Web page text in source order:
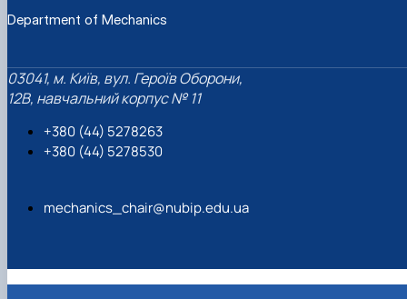
Department of Mechanics
03041, м. Київ, вул. Героїв Оборони,
12B, навчальний корпус № 11
+380 (44) 5278263
+380 (44) 5278530
mechanics_chair@nubip.edu.ua